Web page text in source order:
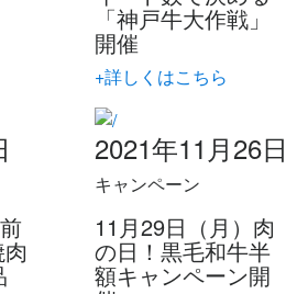
「神戸牛大作戦」
開催
+詳しくはこちら
2021年11月26日
キャンペーン
11月29日（月）肉
の日！黒毛和牛半
額キャンペーン開